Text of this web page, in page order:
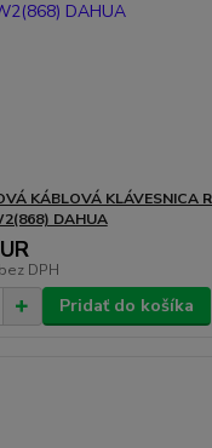
KÁBLOVÁ KLÁVESNICA
DAHUA
bez DPH
Pridať do košíka